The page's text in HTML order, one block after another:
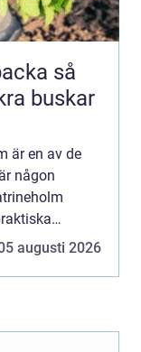
så
buskar
är en av de
någon
augusti 2026